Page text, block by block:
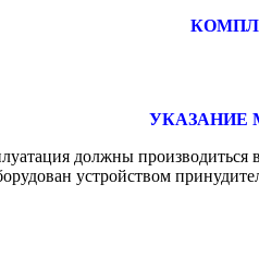
УКАЗАНИЕ
должны производиться
устройством